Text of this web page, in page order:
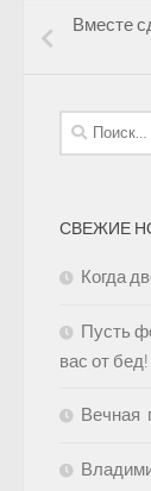
Вместе
Найти:
СВЕЖИЕ
Когда
Пусть
вас от бед!
Вечная